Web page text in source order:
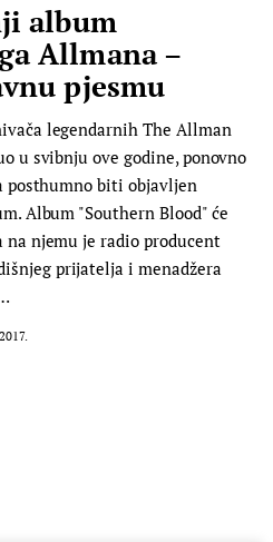
album
Allmana –
pjesmu
legendarnih The Allman
u svibnju ove godine, ponovno
posthumno biti objavljen
Album "Southern Blood" će
na njemu je radio producent
prijatelja i menadžera